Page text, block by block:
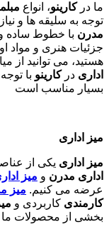
ما درکارینو، انواع
توجه به سلیقه ها و
مدرن با خطوط ساده و
جزئیات هنری و مواد
هستید، می توانید از
اداری درکارینو با
بسیار مناسب است
میز اداری
میز اداری یکی از
اداری مدرن و میز
عرضه می کنیم. میز
کارمندی کاربردی و
بخشی از محصولات ما